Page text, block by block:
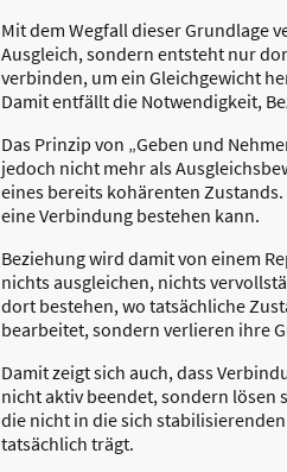
Mit dem Wegfall dieser Grundlage
Ausgleich, sondern entsteht nur
verbinden, um ein Gleichgewicht
Damit entfällt die Notwendigkeit,
Das Prinzip von „Geben und
jedoch nicht mehr als
eines bereits kohärenten
eine Verbindung bestehen kann.
Beziehung wird damit von einem
nichts ausgleichen, nichts
dort bestehen, wo tatsächliche
bearbeitet, sondern verlieren ihre
Damit zeigt sich auch, dass
nicht aktiv beendet, sondern lösen
die nicht in die sich
tatsächlich trägt.